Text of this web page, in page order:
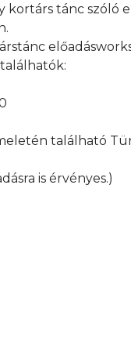
kortárs tánc
található
is érvényes.)